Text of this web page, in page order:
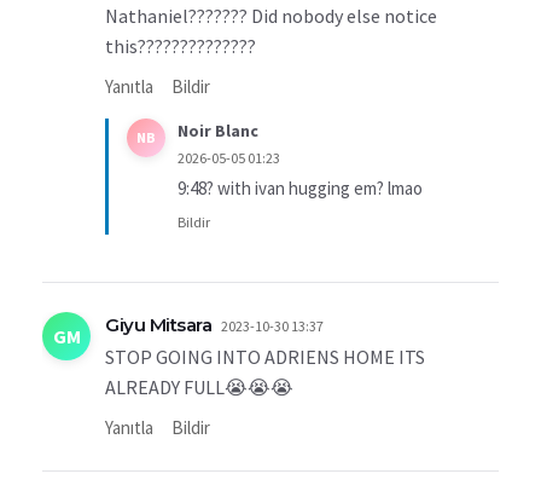
Nathaniel??????? Did nobody else notice
this??????????????
Yanıtla Bildir
NB Noir Blanc
2026-05-05 01:23
9:48? with ivan hugging em? lmao
Bildir
GM Giyu Mitsara 2023-10-30 13:37
STOP GOING INTO ADRIENS HOME ITS
ALREADY FULL😭😭😭
Yanıtla Bildir